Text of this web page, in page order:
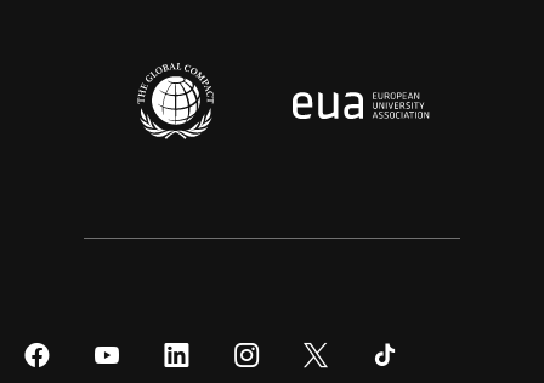
SíguenosSíguenos
SíguenosSíguenos Síguenos